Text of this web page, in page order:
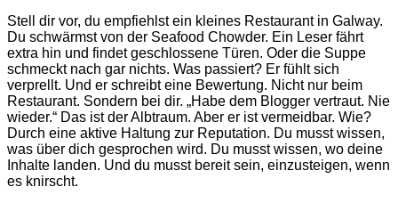
Stell dir vor, du empfiehlst ein kleines Restaurant in Galway.
Du schwärmst von der Seafood Chowder. Ein Leser fährt
extra hin und findet geschlossene Türen. Oder die Suppe
schmeckt nach gar nichts. Was passiert? Er fühlt sich
verprellt. Und er schreibt eine Bewertung. Nicht nur beim
Restaurant. Sondern bei dir. „Habe dem Blogger vertraut. Nie
wieder.“ Das ist der Albtraum. Aber er ist vermeidbar. Wie?
Durch eine aktive Haltung zur Reputation. Du musst wissen,
was über dich gesprochen wird. Du musst wissen, wo deine
Inhalte landen. Und du musst bereit sein, einzusteigen, wenn
es knirscht.